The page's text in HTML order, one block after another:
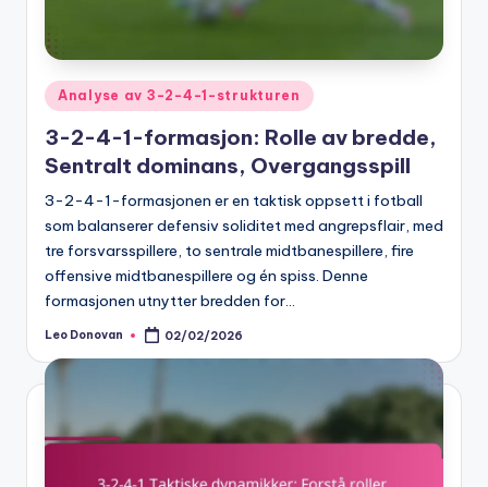
Posted
in
Analyse av 3-2-4-1-strukturen
3-2-4-1-formasjon: Rolle av bredde,
Sentralt dominans, Overgangsspill
3-2-4-1-formasjonen er en taktisk oppsett i fotball
som balanserer defensiv soliditet med angrepsflair, med
tre forsvarsspillere, to sentrale midtbanespillere, fire
offensive midtbanespillere og én spiss. Denne
formasjonen utnytter bredden for…
Posted
Leo Donovan 02/02/2026